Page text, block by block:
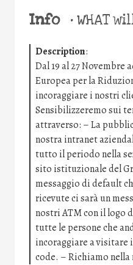
Info •WHAT
Description:
Dal 19 al 27 Novembre
Europea per la
incoraggiare i nostri
Sensibilizzeremo sui
attraverso: – La
nostra intranet
tutto il periodo nella
sito istituzionale del
messaggio di default
ricevute ci sarà un
nostri ATM con il logo
tutte le persone che
incoraggiare a visitare
code. – Richiamo nella